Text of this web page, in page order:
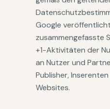
Google
zusammengefasste
+1-Aktivitäten der
an Nutzer und
Publisher,
Websites.